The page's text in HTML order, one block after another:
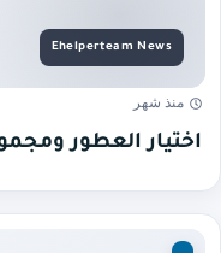
منذ شهر
اختيار العطور